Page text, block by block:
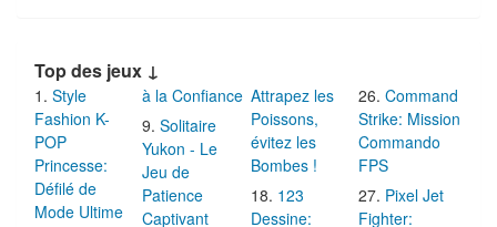
Top des jeux ↓
Style
Fashion K-
POP
Princesse:
Défilé de
Mode Ultime
à la Confiance
Solitaire
Yukon - Le
Jeu de
Patience
Captivant
Attrapez les
Poissons,
évitez les
Bombes !
123
Dessine:
Command
Strike: Mission
Commando
FPS
Pixel Jet
Fighter: